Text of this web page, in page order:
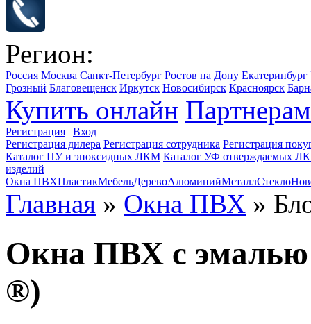
Регион:
Россия Москва Санкт-Петербург Ростов на Дону Екатеринбург
Грозный Благовещенск Иркутск Новосибирск Красноярск
Купить онлайн Партнерам
Регистрация | Вход
Регистрация дилера Регистрация сотрудника Регистрация
Каталог ПУ и эпоксидных ЛКМ Каталог УФ отверждаемых
изделий
Окна ПВХПластикМебельДеревоАлюминийМеталлСтекло
Главная » Окна ПВХ »
Окна ПВХ с
®)